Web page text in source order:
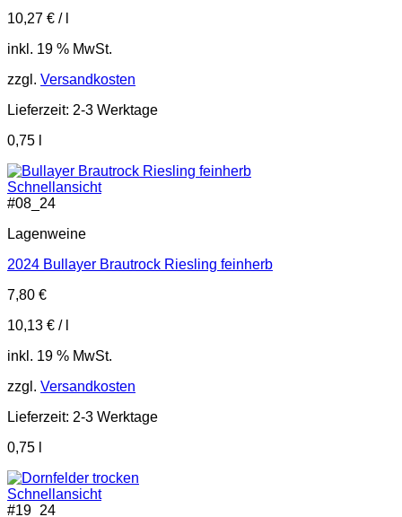
10,27 € /
inkl. 19 % MwSt.
zzgl. Versandkosten
Lieferzeit: 2-3 Werktage
0,75
Schnellansicht
#08_24
Lagenweine
2024 Bullayer Brautrock Riesling feinherb
7,80 €
10,13 € /
inkl. 19 % MwSt.
zzgl. Versandkosten
Lieferzeit: 2-3 Werktage
0,75
Schnellansicht
#19_24